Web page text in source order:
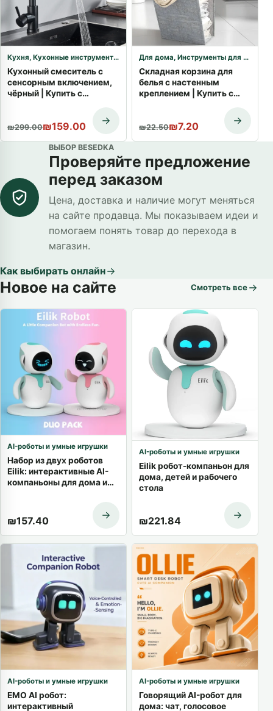
Кухня, Кухонные инструменты и приборы
Кухонный смеситель с
сенсорным включением,
чёрный | Купить с
₪299.00
Первоначальная цена составляла ₪299.00.
₪159.00
Текущая цена: ₪159.00.
Для дома, Инструменты для лайфхаков
Складная корзина для
белья с настенным
креплением | Купить с
₪22.50
Первоначальная цена
₪7.20
Текущая цена: ₪7.20.
ВЫБОР BESEDKA
Проверяйте предложение
перед заказом
Цена, доставка и наличие могут меняться
на сайте продавца. Мы показываем идеи и
помогаем понять товар до перехода в
магазин.
Как выбирать онлайн
Новое на сайте Смотреть все
AI-роботы и умные игрушки
Набор из двух роботов
Eilik: интерактивные AI-
компаньоны для дома и
₪157.40
AI-роботы и умные игрушки
Eilik робот-компаньон для
дома, детей и рабочего
стола
₪221.84
AI-роботы и умные игрушки
EMO AI робот:
интерактивный
AI-роботы и умные игрушки
Говорящий AI-робот для
дома: чат, голосовое